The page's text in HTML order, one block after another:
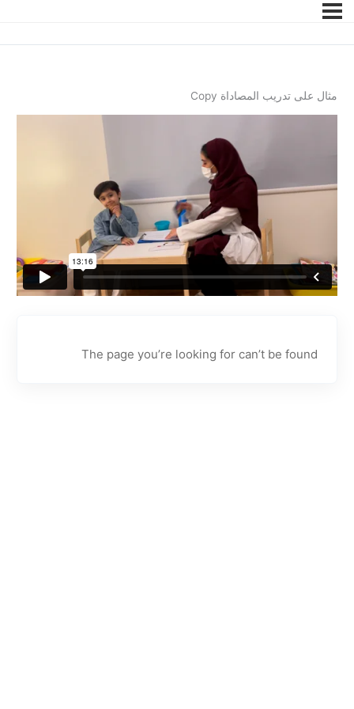
مثال على تدريب المصاداة Copy
The page you’re looking for can’t be found